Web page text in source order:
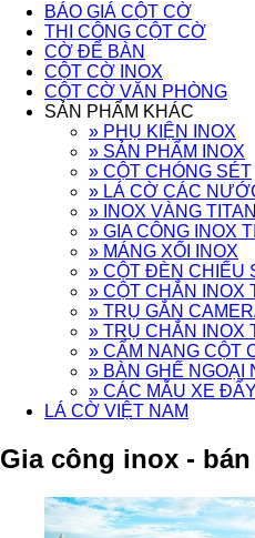
BÁO GIÁ CỘT CỜ
THI CÔNG CỘT CỜ
CỜ ĐỂ BÀN
CỘT CỜ INOX
CỘT CỜ VĂN PHÒNG
SẢN PHẨM KHÁC
» PHỤ KIỆN INOX
» SẢN PHẨM INOX
» CỘT CHÓNG SÉT
» LÁ CỜ CÁC
» INOX VÀNG TITAN
» GIA CÔNG INOX
» MÁNG XỐI INOX
» CỘT ĐÈN CHIẾU
» CỘT CHẮN INOX
» TRỤ GẮN
» TRỤ CHẮN INOX
» CẨM NANG CỘT
» BÀN GHẾ NGOẠI
» CÁC MẪU XE
LÁ CỜ VIỆT NAM
Gia công inox -